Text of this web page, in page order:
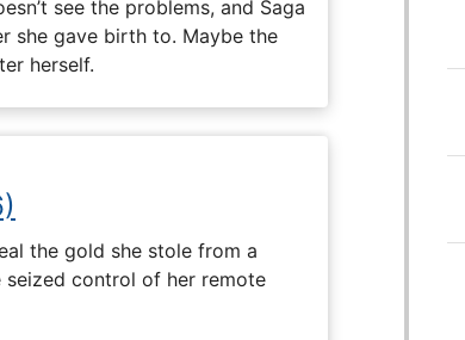
see the problems, and Saga
she gave birth to. Maybe the
herself.
the gold she stole from a
control of her remote